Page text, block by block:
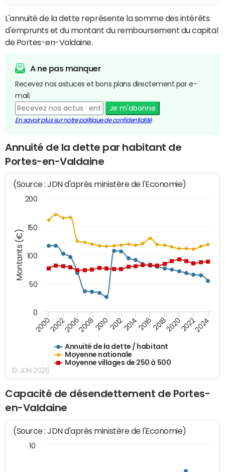
L'annuité de la dette représente la somme des intérêts
d'emprunts et du montant du remboursement du capital
de Portes-en-Valdaine.
A ne pas manquer
Recevez nos astuces et bons plans directement par e-
mail.
Je m'abonne
En savoir plus sur notre politique de confidentialité
Annuité de la dette par habitant de
Portes-en-Valdaine
Montants (€)
(Source : JDN d'après ministère de l'Economie)
Annuité de la dette / habitant
Moyenne nationale
Moyenne villages de 250 à 500
200020022006200820102012201420162018202020222024
0
50
100
150
200
© JDN 2026
Capacité de désendettement de Portes-
en-Valdaine
(Source : JDN d'après ministère de l'Economie)
10